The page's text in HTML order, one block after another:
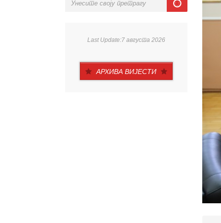
Last Update:7 августа 2026
АРХИВА ВИЈЕСТИ